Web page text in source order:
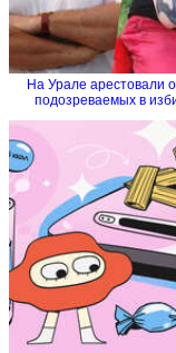
На Урале арестовали
подозреваемых в